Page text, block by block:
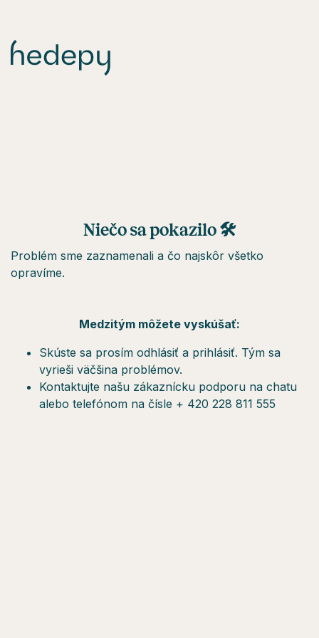
Niečo sa pokazilo 🛠
Problém sme zaznamenali a čo najskôr všetko
opravíme.
Medzitým môžete vyskúšať:
Skúste sa prosím odhlásiť a prihlásiť. Tým sa
vyrieši väčšina problémov.
Kontaktujte našu zákaznícku podporu na chatu
alebo telefónom na čísle + 420 228 811 555